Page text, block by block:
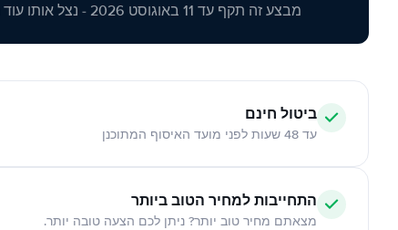
מבצע זה תקף עד 11 באוגוסט 2026 - נצל אותו עוד היום!
ביטול חינם
עד 48 שעות לפני מועד האיסוף המתוכנן
התחייבות למחיר הטוב ביותר
מצאתם מחיר טוב יותר? ניתן לכם הצעה טובה יותר.